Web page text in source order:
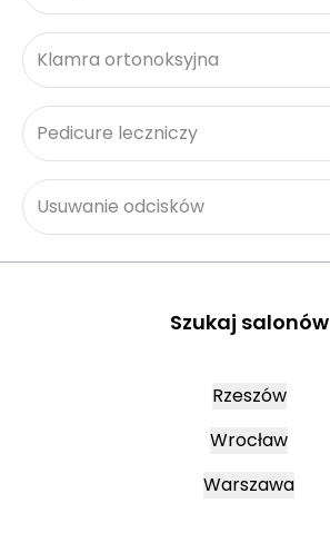
Klamra ortonoksyjna
Pedicure leczniczy
Usuwanie odcisków
Szukaj salonów
Rzeszów
Wrocław
Warszawa